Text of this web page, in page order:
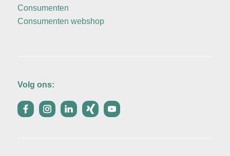
Consumenten
Consumenten webshop
Volg ons: